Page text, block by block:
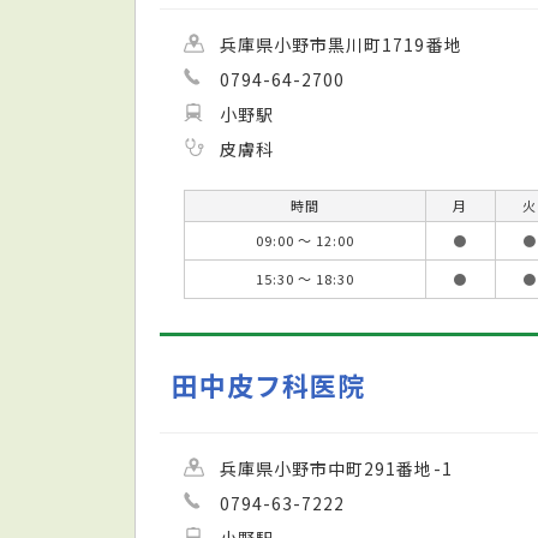
兵庫県小野市黒川町1719番地
0794-64-2700
小野駅
皮膚科
時間 月 火
09:00 ～ 12:00
● ●
15:30 ～ 18:30
● ●
田中皮フ科医院
兵庫県小野市中町291番地-1
0794-63-7222